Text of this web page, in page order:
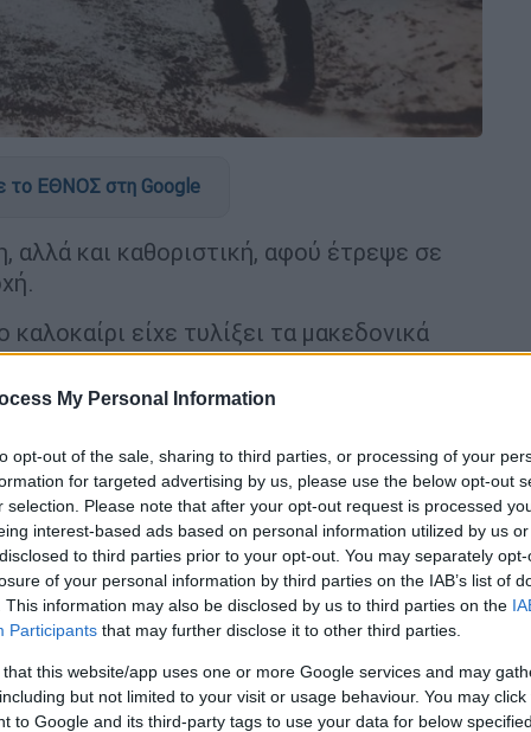
My Personal Information
opt-out of the sale, sharing to third parties, or processing of your
for targeted advertising by us, please use the below opt-out
selection. Please note that after your opt-out request is processed
interest-based ads based on personal information utilized by us
to third parties prior to your opt-out. You may separately
of your personal information by third parties on the IAB’s list of
This information may also be disclosed by us to third parties on the
Participants that may further disclose it to other third parties.
that this website/app uses one or more Google services and may
but not limited to your visit or usage behaviour. You may
to Google and its third-party tags to use your data for below
το ΕΘΝΟΣ στη Google
αλλά και καθοριστική, αφού έτρεψε σε
καλοκαίρι είχε τυλίξει τα μακεδονικά
ο Ελληνικός Στρατός ακόμα πανηγύριζε
.
Κατέστρεψε δυο μνημεία και
– Πώς γλύτωσε η Πόλη του
ήρθε στον κόσμο κι ο